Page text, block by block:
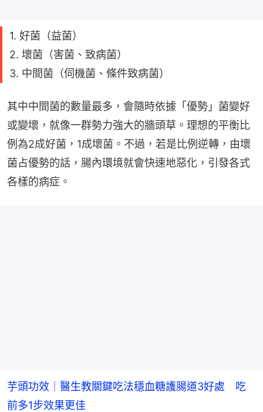
1. 好菌（益菌）
2. 壞菌（害菌、致病菌）
3. 中間菌（伺機菌、條件致病菌）
其中中間菌的數量最多，會隨時依據「優勢」菌變好
或變壞，就像一群勢力強大的牆頭草。理想的平衡比
例為2成好菌，1成壞菌。不過，若是比例逆轉，由壞
菌占優勢的話，腸內環境就會快速地惡化，引發各式
各樣的病症。
芋頭功效｜醫生教關鍵吃法穩血糖護腸道3好處 吃
前多1步效果更佳